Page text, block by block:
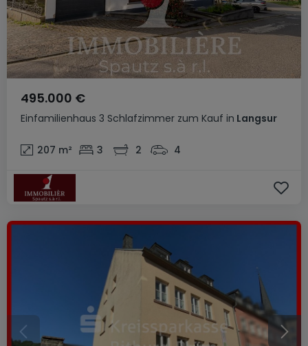
Einfamilienhaus 3 Schlafzimmer zum Kauf in Langsur
495.000 €
207 m² 3 2 4